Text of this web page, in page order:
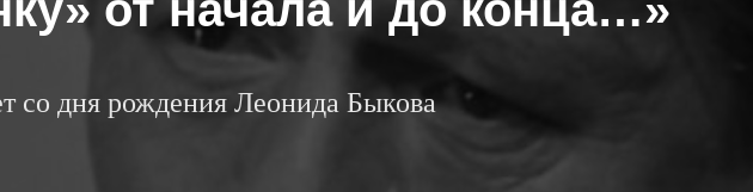
со дня рождения Леонида Быкова